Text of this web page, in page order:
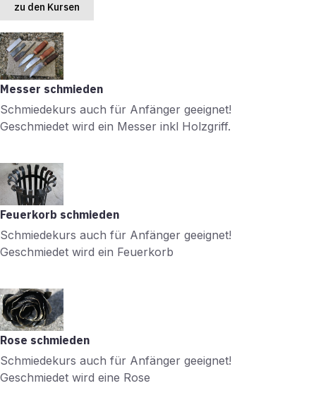
zu den Kursen
Messer schmieden
Schmiedekurs auch für Anfänger geeignet!
Geschmiedet wird ein Messer inkl Holzgriff.
Feuerkorb schmieden
Schmiedekurs auch für Anfänger geeignet!
Geschmiedet wird ein Feuerkorb
Rose schmieden
Schmiedekurs auch für Anfänger geeignet!
Geschmiedet wird eine Rose